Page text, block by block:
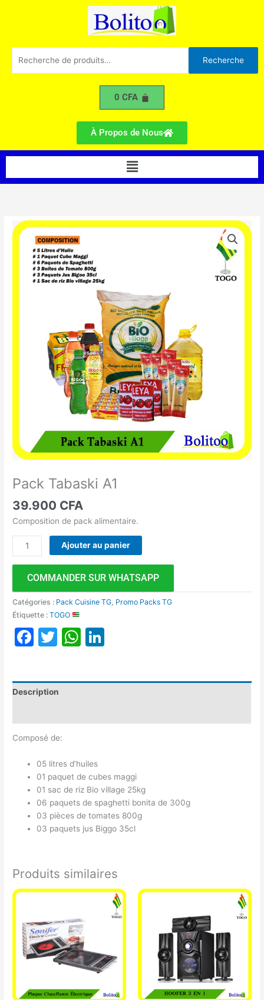
pour :
Recherche
0CFA
À Propos de Nous
Menu
Pack Tabaski A1
39.900 CFA
Composition de pack alimentaire.
quantité
de
Tabaski
Ajouter au panier
COMMANDER SUR WHATSAPP
Catégories : Pack Cuisine TG Promo Packs TG
Étiquette :TOGO
Facebook
TwitterWhatsApp
Description
Composé de:
05 litres d’huiles
01 paquet de cubes maggi
01 sac de riz Bio village 25kg
06 paquets de spaghetti bonita de 300g
03 pièces de tomates 800g
03 paquets jus Biggo 35cl
Produits similaires